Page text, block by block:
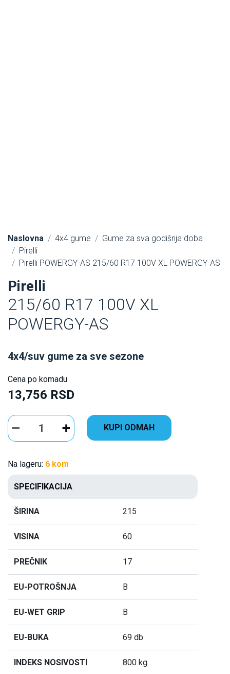
Naslovna 4x4 gume
Gume za sva godišnja doba
Pirelli
Pirelli POWERGY-AS 215/60 R17 100V XL POWERGY-AS
Pirelli
215/60 R17 100V XL
POWERGY-AS
4x4/suv gume za sve sezone
Cena po komadu
13,756 RSD
KUPI ODMAH
Na lageru: 6 kom
SPECIFIKACIJA
ŠIRINA 215
VISINA 60
PREČNIK 17
EU-POTROŠNJA B
EU-WET GRIP B
EU-BUKA 69 db
INDEKS NOSIVOSTI 800 kg